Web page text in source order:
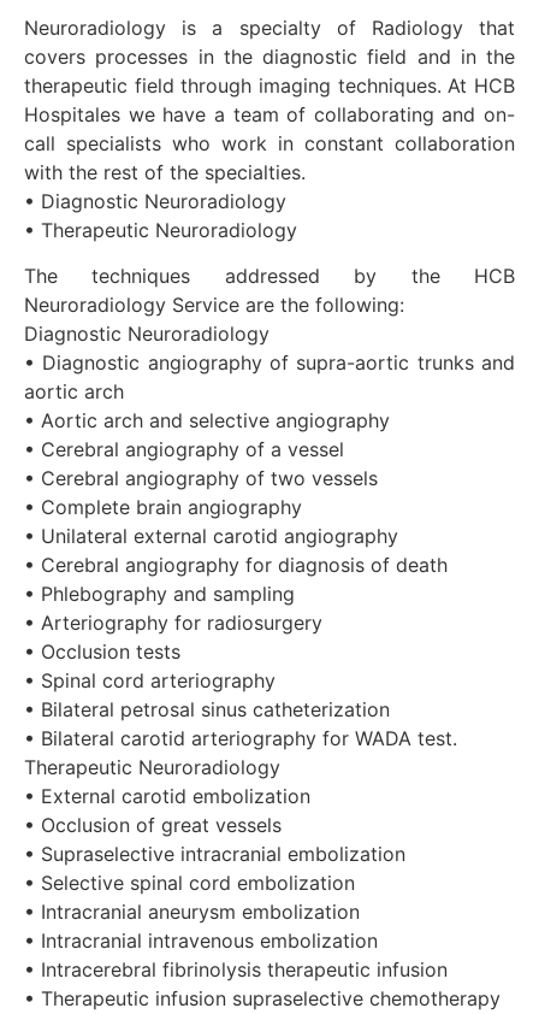
Neuroradiology is a specialty of Radiology that
covers processes in the diagnostic field and in the
therapeutic field through imaging techniques. At HCB
Hospitales we have a team of collaborating and on-
call specialists who work in constant collaboration
with the rest of the specialties.
• Diagnostic Neuroradiology
• Therapeutic Neuroradiology
The techniques addressed by the HCB
Neuroradiology Service are the following:
Diagnostic Neuroradiology
• Diagnostic angiography of supra-aortic trunks and
aortic arch
• Aortic arch and selective angiography
• Cerebral angiography of a vessel
• Cerebral angiography of two vessels
• Complete brain angiography
• Unilateral external carotid angiography
• Cerebral angiography for diagnosis of death
• Phlebography and sampling
• Arteriography for radiosurgery
• Occlusion tests
• Spinal cord arteriography
• Bilateral petrosal sinus catheterization
• Bilateral carotid arteriography for WADA test.
Therapeutic Neuroradiology
• External carotid embolization
• Occlusion of great vessels
• Supraselective intracranial embolization
• Selective spinal cord embolization
• Intracranial aneurysm embolization
• Intracranial intravenous embolization
• Intracerebral fibrinolysis therapeutic infusion
• Therapeutic infusion supraselective chemotherapy